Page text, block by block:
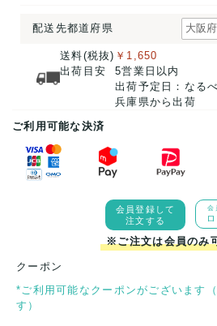
配送先都道府県
送料(税抜)
出荷目安
￥1,650
5営業日以内
出荷予定日：なる
兵庫県から出荷
ご利用可能な決済
会員登録して
注文する
会
※ご注文は会員のみ
クーポン
*ご利用可能なクーポンがございます
す）